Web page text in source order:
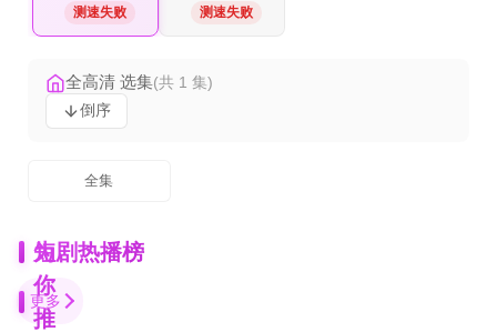
测速失败 测速失败
全高清 选集(共 1 集)
倒序
全集
为
你
推
短剧热播榜
更多